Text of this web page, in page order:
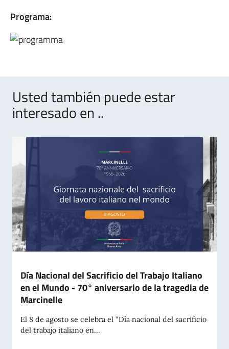
Programa:
Usted también puede estar
interesado en ..
Día Nacional del Sacrificio del Trabajo Italiano
en el Mundo - 70° aniversario de la tragedia de
Marcinelle
El 8 de agosto se celebra el “Día nacional del sacrificio
del trabajo italiano en...